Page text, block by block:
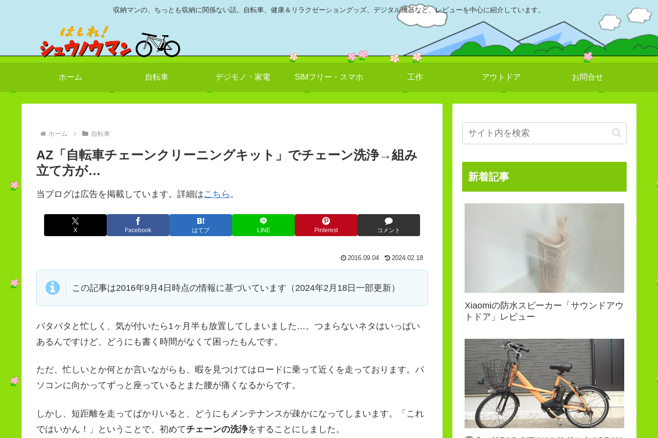
収納マンの、ちっとも収納に関係ない話。自転車、健康＆リラクゼーショングッズ、デジタル機器など、レビューを中心に紹介しています。
ホーム 自転車 デジモノ・家電 SIMフリー・スマホ 工作 アウトドア お問合せ
ホーム 自転車
AZ「自転車チェーンクリーニングキット」でチェーン洗浄→組み
立て方が…
当ブログは広告を掲載しています。詳細はこちら 。
X Facebook はてブ LINE Pinterest コメント
2016.09.04 2024.02.18
この記事は2016年9月4日時点の情報に基づいています（2024年2月18日一部更新）
バタバタと忙しく、気が付いたら1ヶ月半も放置してしまいました…。つまらないネタはいっぱい
あるんですけど、どうにも書く時間がなくて困ったもんです。
ただ、忙しいとか何とか言いながらも、暇を見つけてはロードに乗って近くを走っております。パ
ソコンに向かってずっと座っているとまた腰が痛くなるからです。
しかし、短距離を走ってばかりいると、どうにもメンテナンスが疎かになってしまいます。「これ
ではいかん！」ということで、初めてチェーンの洗浄をすることにしました。
新着記事
Xiaomiの防水スピーカー「サウンドアウ
トドア」レビュー